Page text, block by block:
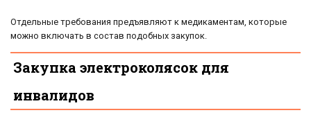
Отдельные требования предъявляют к медикаментам, которые
можно включать в состав подобных закупок.
Закупка электроколясок для
инвалидов